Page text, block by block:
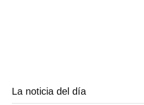
La noticia del día